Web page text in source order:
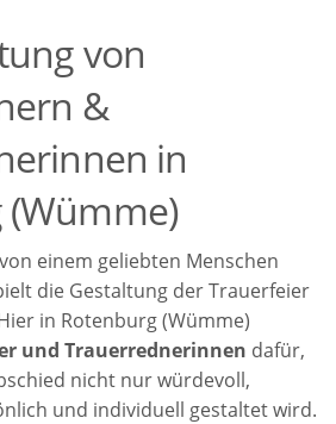
von
&
in
einem geliebten Menschen
die Gestaltung der Trauerfeier
in Rotenburg (Wümme)
und Trauerrednerinnen dafür,
nicht nur würdevoll,
und individuell gestaltet wird.